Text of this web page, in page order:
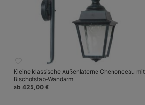
Kleine klassische Außenlaterne Chenonceau mit
Bischofstab-Wandarm
ab 425,00 €